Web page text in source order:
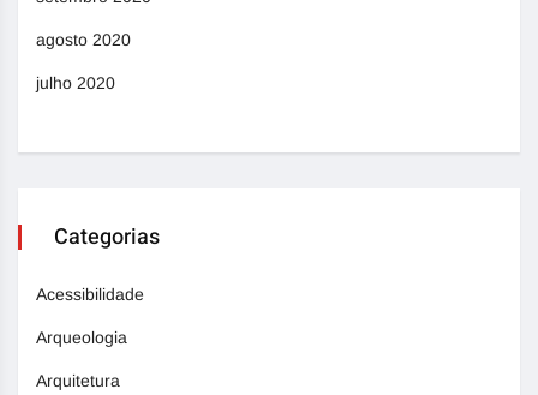
agosto 2020
julho 2020
Categorias
Acessibilidade
Arqueologia
Arquitetura